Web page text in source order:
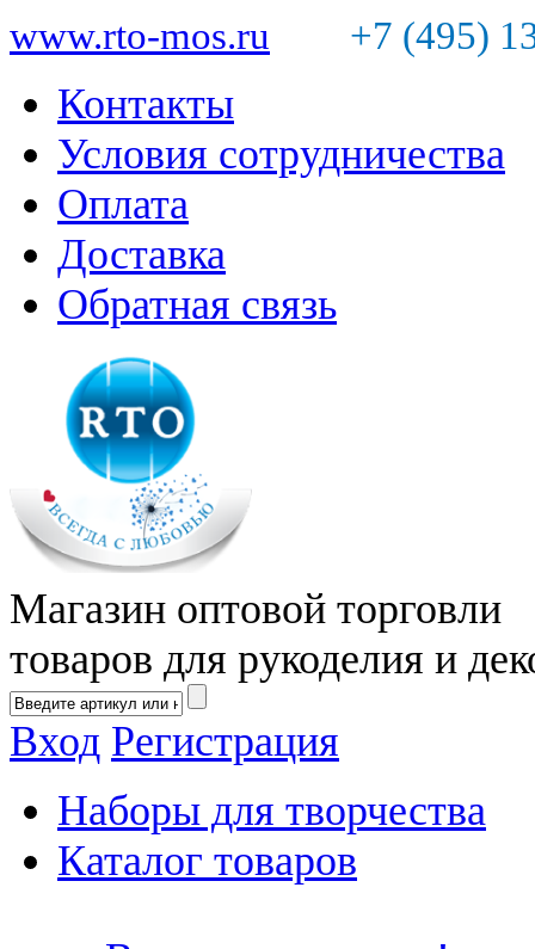
www.rto-mos.ru +7 (495)
Контакты
Условия сотрудничества
Оплата
Доставка
Обратная связь
Магазин оптовой торговли
товаров для рукоделия и
Вход Регистрация
Наборы для творчества
Каталог товаров